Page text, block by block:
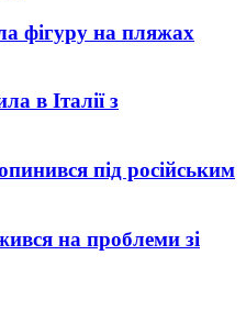
фігуру на пляжах
в Італії з
під російським
на проблеми зі